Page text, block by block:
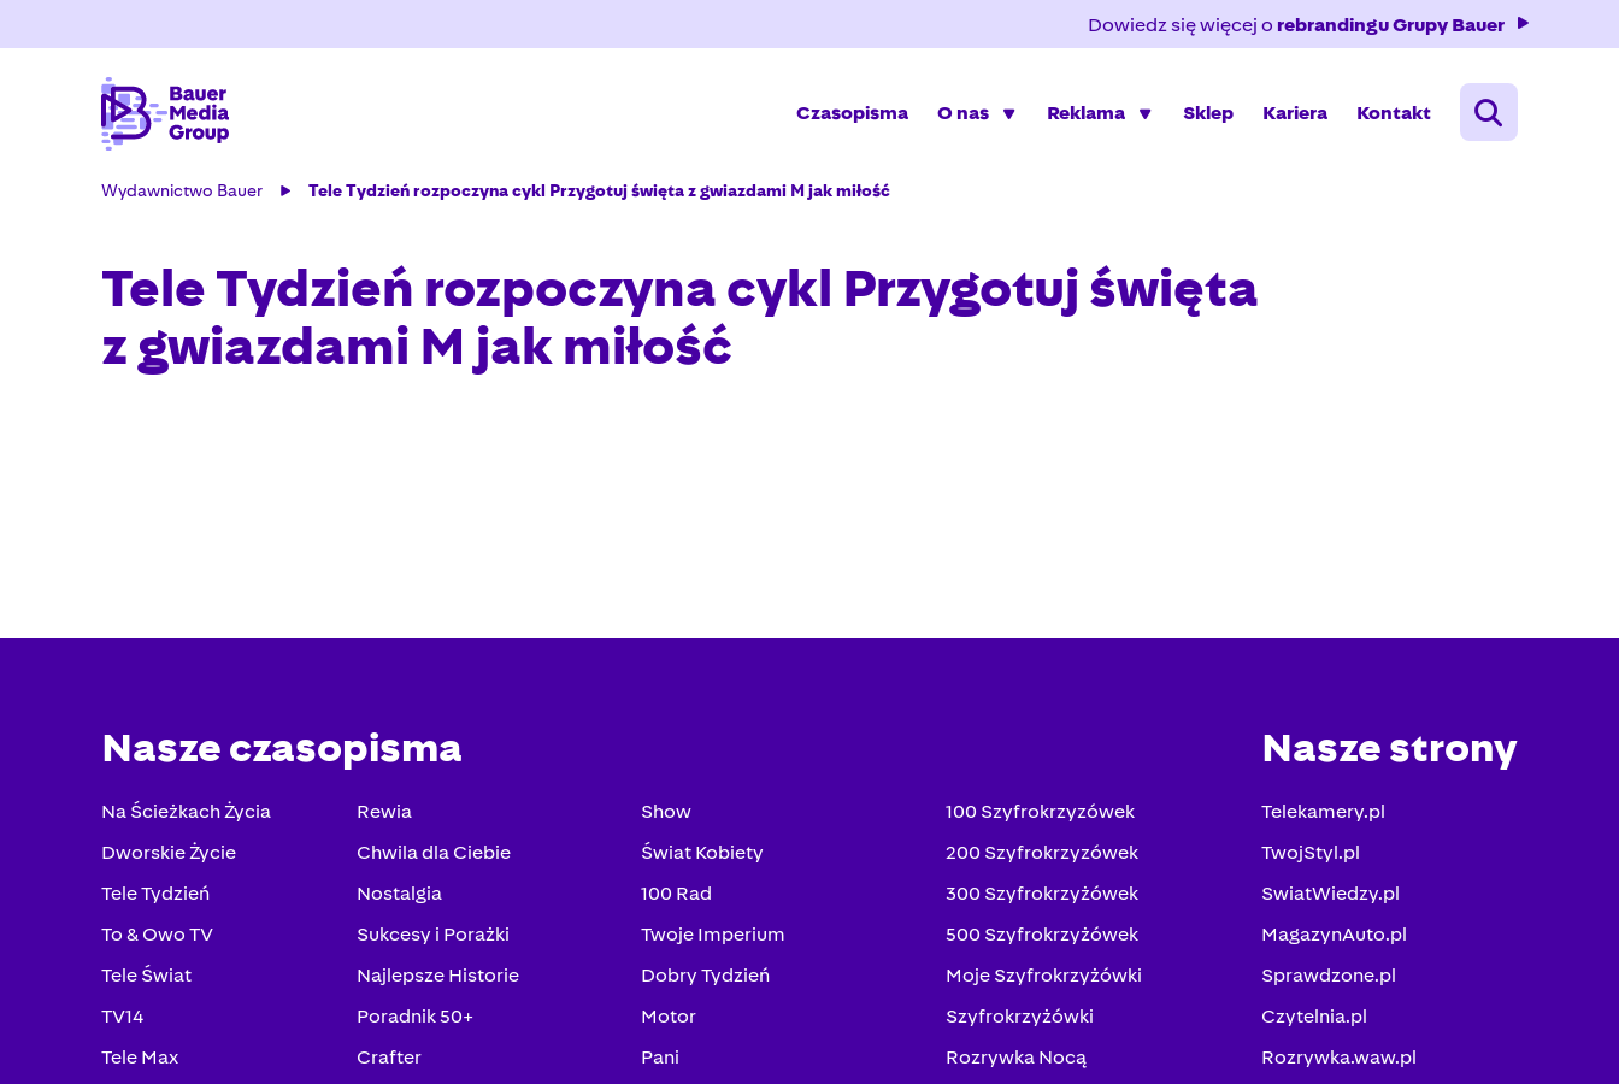
Dowiedz się więcej o rebrandingu Grupy Bauer
Czasopisma O nas Reklama Sklep Kariera Kontakt
Wydawnictwo Bauer Tele Tydzień rozpoczyna cykl Przygotuj święta z gwiazdami M jak miłość
Tele Tydzień rozpoczyna cykl Przygotuj święta
z gwiazdami M jak miłość
Nasze czasopisma
Na Ścieżkach Życia
Dworskie Życie
Tele Tydzień
To & Owo TV
Tele Świat
TV14
Tele Max
Rewia
Chwila dla Ciebie
Nostalgia
Sukcesy i Porażki
Najlepsze Historie
Poradnik 50+
Crafter
Show
Świat Kobiety
100 Rad
Twoje Imperium
Dobry Tydzień
Motor
Pani
100 Szyfrokrzyzówek
200 Szyfrokrzyzówek
300 Szyfrokrzyżówek
500 Szyfrokrzyżówek
Moje Szyfrokrzyżówki
Szyfrokrzyżówki
Rozrywka Nocą
Nasze strony
Telekamery.pl
TwojStyl.pl
SwiatWiedzy.pl
MagazynAuto.pl
Sprawdzone.pl
Czytelnia.pl
Rozrywka.waw.pl